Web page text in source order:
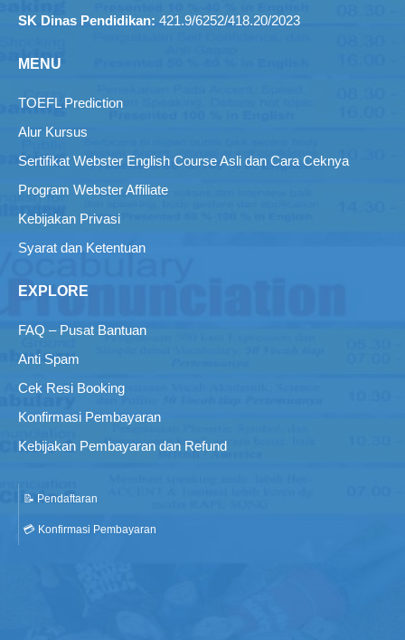
SK Dinas Pendidikan: 421.9/6252/418.20/2023
MENU
TOEFL Prediction
Alur Kursus
Sertifikat Webster English Course Asli dan Cara Ceknya
Program Webster Affiliate
Kebijakan Privasi
Syarat dan Ketentuan
EXPLORE
FAQ – Pusat Bantuan
Anti Spam
Cek Resi Booking
Konfirmasi Pembayaran
Kebijakan Pembayaran dan Refund
📝 Pendaftaran
💳 Konfirmasi Pembayaran